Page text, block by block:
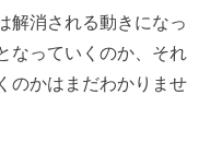
解消される動きになっ
なっていくのか、それ
のかはまだわかりませ